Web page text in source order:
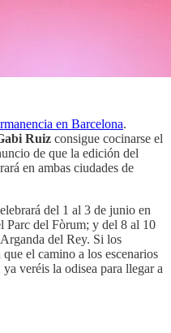
en Barcelona.
Ruiz consigue cocinarse el
de que la edición del
en ambas ciudades de
del 1 al 3 de junio en
Parc del Fòrum; y del 8 al 10
del Rey. Si los
el camino a los escenarios
veréis la odisea para llegar a